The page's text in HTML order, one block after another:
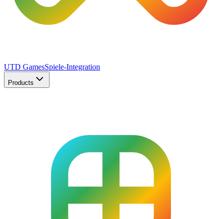
UTD GamesSpiele-Integration
Products